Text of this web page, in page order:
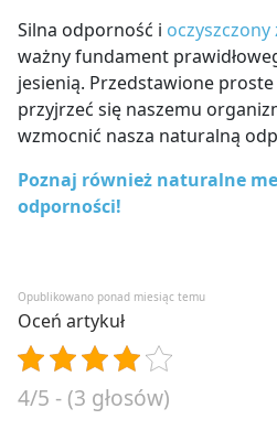
Silna odporność i
ważny fundament
jesienią. Przedstawione
przyjrzeć się naszemu
wzmocnić nasza naturalną
Poznaj również naturalne
odporności!
Opublikowano ponad miesiąc temu
Oceń artykuł
4/5 - (3 głosów)